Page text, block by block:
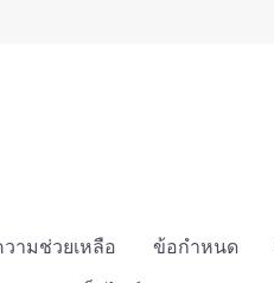
วามช่วยเหลือ ข้อกำหนด